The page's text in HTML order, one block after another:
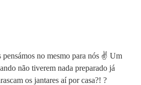
no mesmo para nós ✌ Um
não tiverem nada preparado já
os jantares aí por casa?! ?